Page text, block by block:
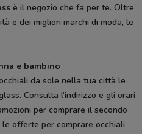
è il negozio che fa per te. Oltre
e dei migliori marchi di moda, le
e bambino
da sole nella tua città le
Consulta l’indirizzo e gli orari
per comprare il secondo
le offerte per comprare occhiali